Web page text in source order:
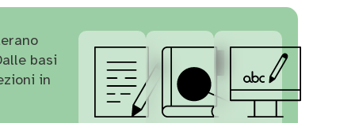
basi
in